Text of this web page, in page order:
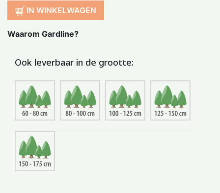
IN WINKELWAGEN
Waarom Gardline?
Ook leverbaar in de grootte: